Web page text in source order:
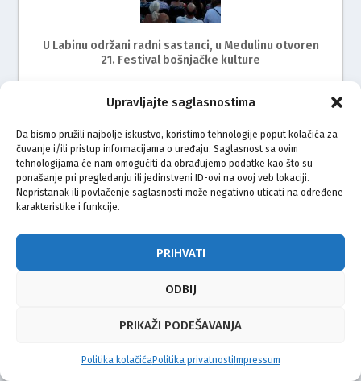
Upravljajte saglasnostima
Da bismo pružili najbolje iskustvo, koristimo tehnologije poput kolačića za
čuvanje i/ili pristup informacijama o uređaju. Saglasnost sa ovim
tehnologijama će nam omogućiti da obrađujemo podatke kao što su
ponašanje pri pregledanju ili jedinstveni ID-ovi na ovoj veb lokaciji.
Nepristanak ili povlačenje saglasnosti može negativno uticati na određene
karakteristike i funkcije.
PRIHVATI
ODBIJ
PRIKAŽI PODEŠAVANJA
Politika kolačićaPolitika privatnosti Impressum
U Labinu održani radni sastanci, u Medulinu otvoren
21. Festival bošnjačke kulture
Medulin i Pula domaćini 21. Festivala bošnjačke